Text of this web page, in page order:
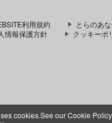
cookies.See our Cookie
利用規約
とらのあ
情報保護方針
クッキーポ